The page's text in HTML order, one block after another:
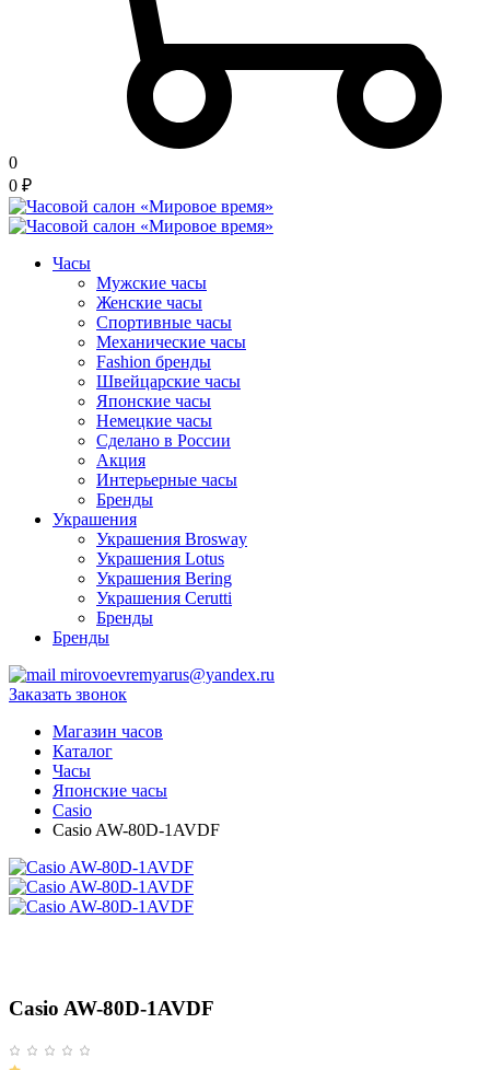
0
0 ₽
Часы
Мужские часы
Женские часы
Спортивные часы
Механические часы
Fashion бренды
Швейцарские часы
Японские часы
Немецкие часы
Сделано в России
Акция
Интерьерные часы
Бренды
Украшения
Украшения Brosway
Украшения Lotus
Украшения Bering
Украшения Cerutti
Бренды
Бренды
mirovoevremyarus@yandex.ru
Заказать звонок
Магазин часов
Каталог
Часы
Японские часы
Casio
Casio AW-80D-1AVDF
Casio AW-80D-1AVDF